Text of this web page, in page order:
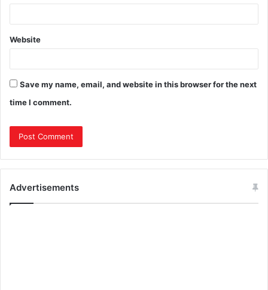
Website
Save my name, email, and website in this browser for the next
time I comment.
Advertisements